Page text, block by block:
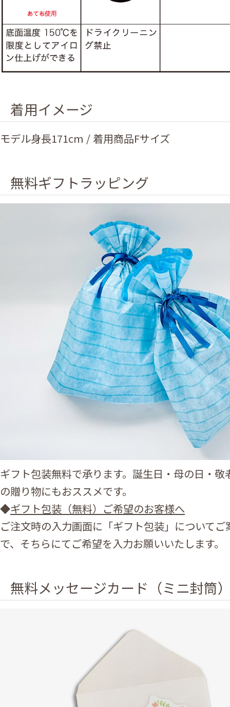
着用イメージ
モデル身長171cm / 着用商品Fサイズ
無料ギフトラッピング
ギフト包装無料で承ります。誕生日・母の日・
の贈り物にもおススメです。
◆ギフト包装（無料）ご希望のお客様へ
ご注文時の入力画面に「ギフト包装」について
で、そちらにてご希望を入力お願いいたします。
無料メッセージカード（ミニ封筒